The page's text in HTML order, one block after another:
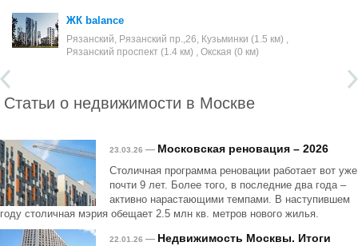
ЖК balance
Рязанский, Рязанский пр.,26, Кузьминки (1.5 км) ,
Рязанский проспект (1.4 км) , Окская (0 км)
Статьи о недвижимости в Москве
23.03.26 — Московская реновация – 2026
Столичная программа реновации работает вот уже
почти 9 лет. Более того, в последние два года –
активно нарастающими темпами. В наступившем
году столичная мэрия обещает 2.5 млн кв. метров нового жилья.
22.01.26 — Недвижимость Москвы. Итоги